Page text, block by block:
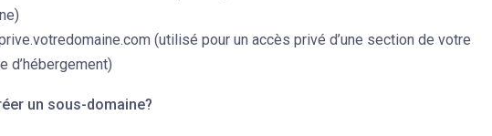
(utilisé pour un accès privé d’une section de votre
d’hébergement)
un sous-domaine?